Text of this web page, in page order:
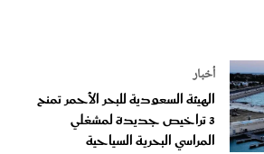
أخبار
الهيئة السعودية للبحر الأحمر تمنح
3 تراخيص جديدة لمشغلي
المراسي البحرية السياحية